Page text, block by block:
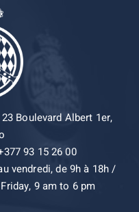
Boulevard Albert 1er,
93 15 26 00
vendredi, de 9h à 18h /
9 am to 6 pm